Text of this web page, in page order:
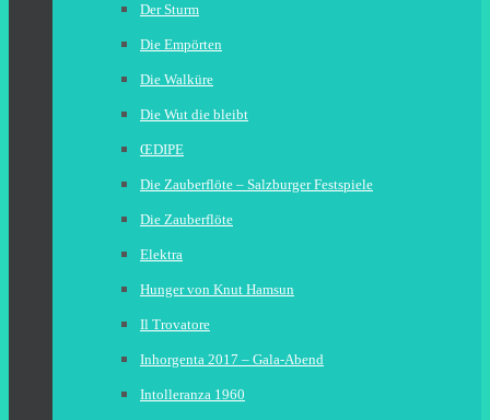
Der Sturm
Die Empörten
Die Walküre
Die Wut die bleibt
ŒDIPE
Die Zauberflöte – Salzburger Festspiele
Die Zauberflöte
Elektra
Hunger von Knut Hamsun
Il Trovatore
Inhorgenta 2017 – Gala-Abend
Intolleranza 1960